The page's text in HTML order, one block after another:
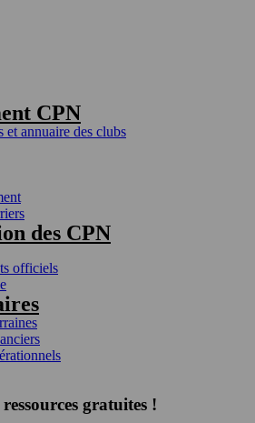
CPN
et annuaire des clubs
des CPN
officiels
gratuites !